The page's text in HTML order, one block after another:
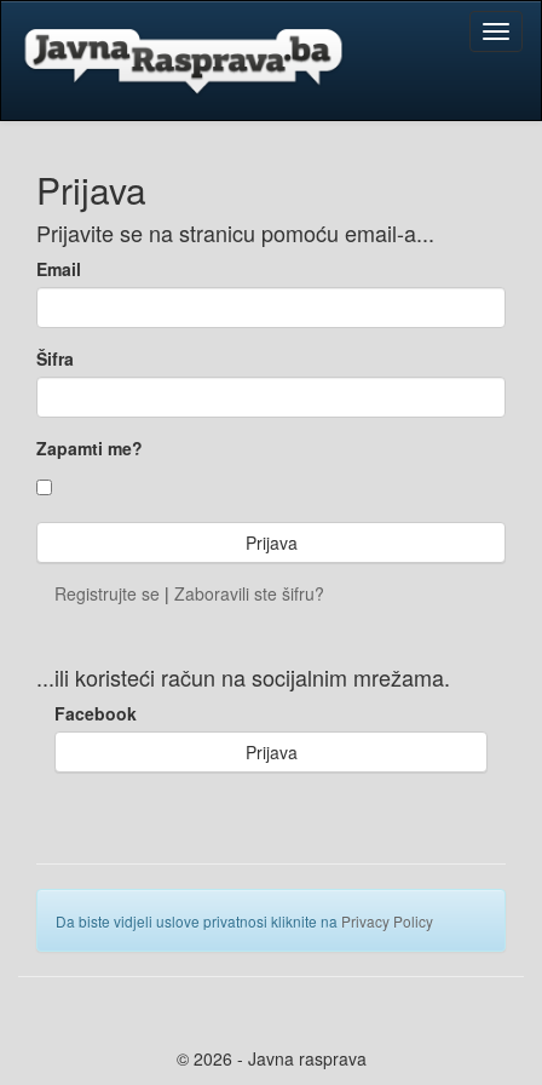
Prijava
Prijavite se na stranicu pomoću email-a...
Email
Šifra
Zapamti me?
Registrujte se | Zaboravili ste šifru?
...ili koristeći račun na socijalnim mrežama.
Facebook
Prijava
Da biste vidjeli uslove privatnosi kliknite na Privacy Policy
© 2026 - Javna rasprava